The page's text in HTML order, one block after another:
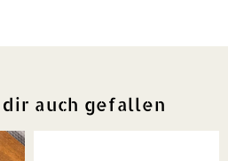
dir auch gefallen